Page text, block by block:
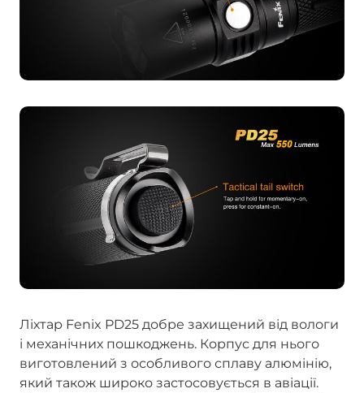
Ліхтар Fenix PD25 добре захищений від вологи
і механічних пошкоджень. Корпус для нього
виготовлений з особливого сплаву алюмінію,
який також широко застосовується в авіації.